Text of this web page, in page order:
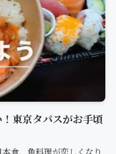
東京タパスがお手頃
食、魚料理が恋しくなり